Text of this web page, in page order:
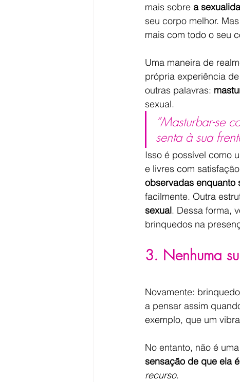
mais sobre a
seu corpo melhor.
mais com todo o seu
Uma maneira de
própria experiência
outras palavras:
sexual.
“Masturbar-se
senta à sua
Isso é possível como
e livres com
observadas enquanto
facilmente. Outra
sexual. Dessa forma,
brinquedos na
3. Nenhuma
Novamente:
a pensar assim
exemplo, que um
No entanto, não é
sensação de que ela
recurso.